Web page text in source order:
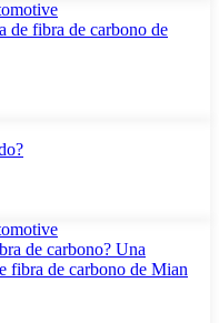
de fibra de carbono de
de carbono? Una
fibra de carbono de Mian